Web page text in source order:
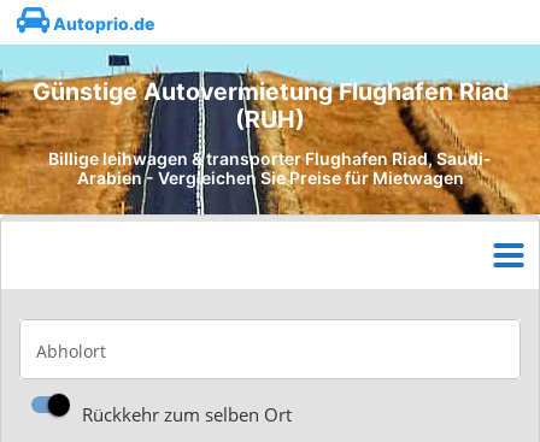
Autoprio.de
Günstige Autovermietung Flughafen Riad
(RUH)
Billige leihwagen & transporter Flughafen Riad, Saudi-
Arabien - Vergleichen Sie Preise für Mietwagen
Abholort
Rückkehr zum selben Ort